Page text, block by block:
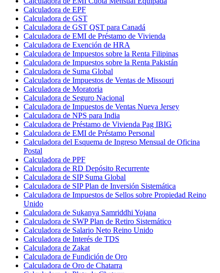
Calculadora de EPF
Calculadora de GST
Calculadora de GST QST para Canadá
Calculadora de EMI de Préstamo de Vivienda
Calculadora de Exención de HRA
Calculadora de Impuestos sobre la Renta Filipinas
Calculadora de Impuestos sobre la Renta Pakistán
Calculadora de Suma Global
Calculadora de Impuestos de Ventas de Missouri
Calculadora de Moratoria
Calculadora de Seguro Nacional
Calculadora de Impuestos de Ventas Nueva Jersey
Calculadora de NPS para India
Calculadora de Préstamo de Vivienda Pag IBIG
Calculadora de EMI de Préstamo Personal
Calculadora del Esquema de Ingreso Mensual de Oficina
Postal
Calculadora de PPF
Calculadora de RD Depósito Recurrente
Calculadora de SIP Suma Global
Calculadora de SIP Plan de Inversión Sistemática
Calculadora de Impuestos de Sellos sobre Propiedad Reino
Unido
Calculadora de Sukanya Samriddhi Yojana
Calculadora de SWP Plan de Retiro Sistemático
Calculadora de Salario Neto Reino Unido
Calculadora de Interés de TDS
Calculadora de Zakat
Calculadora de Fundición de Oro
Calculadora de Oro de Chatarra